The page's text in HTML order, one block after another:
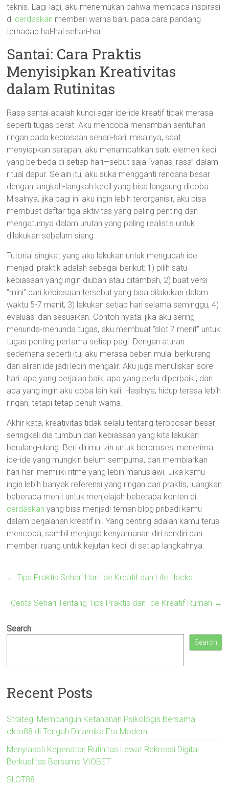
teknis. Lagi-lagi, aku menemukan bahwa membaca inspirasi
di cerdaskan memberi warna baru pada cara pandang
terhadap hal-hal sehari-hari.
Santai: Cara Praktis
Menyisipkan Kreativitas
dalam Rutinitas
Rasa santai adalah kunci agar ide-ide kreatif tidak merasa
seperti tugas berat. Aku mencoba menambah sentuhan
ringan pada kebiasaan sehari-hari: misalnya, saat
menyiapkan sarapan, aku menambahkan satu elemen kecil
yang berbeda di setiap hari—sebut saja “variasi rasa” dalam
ritual dapur. Selain itu, aku suka mengganti rencana besar
dengan langkah-langkah kecil yang bisa langsung dicoba.
Misalnya, jika pagi ini aku ingin lebih terorganisir, aku bisa
membuat daftar tiga aktivitas yang paling penting dan
mengaturnya dalam urutan yang paling realistis untuk
dilakukan sebelum siang.
Tutorial singkat yang aku lakukan untuk mengubah ide
menjadi praktik adalah sebagai berikut: 1) pilih satu
kebiasaan yang ingin diubah atau ditambah, 2) buat versi
“mini” dari kebiasaan tersebut yang bisa dilakukan dalam
waktu 5-7 menit, 3) lakukan setiap hari selama seminggu, 4)
evaluasi dan sesuaikan. Contoh nyata: jika aku sering
menunda-menunda tugas, aku membuat “slot 7 menit” untuk
tugas penting pertama setiap pagi. Dengan aturan
sederhana seperti itu, aku merasa beban mulai berkurang
dan aliran ide jadi lebih mengalir. Aku juga menuliskan sore
hari: apa yang berjalan baik, apa yang perlu diperbaiki, dan
apa yang ingin aku coba lain kali. Hasilnya, hidup terasa lebih
ringan, tetapi tetap penuh warna.
Akhir kata, kreativitas tidak selalu tentang terobosan besar;
seringkali dia tumbuh dari kebiasaan yang kita lakukan
berulang-ulang. Beri dirimu izin untuk berproses, menerima
ide-ide yang mungkin belum sempurna, dan membiarkan
hari-hari memiliki ritme yang lebih manusiawi. Jika kamu
ingin lebih banyak referensi yang ringan dan praktis, luangkan
beberapa menit untuk menjelajah beberapa konten di
cerdaskan yang bisa menjadi teman blog pribadi kamu
dalam perjalanan kreatif ini. Yang penting adalah kamu terus
mencoba, sambil menjaga kenyamanan diri sendiri dan
memberi ruang untuk kejutan kecil di setiap langkahnya.
← Tips Praktis Sehari Hari Ide Kreatif dan Life Hacks
Cerita Sehari Tentang Tips Praktis dan Ide Kreatif Rumah →
Search
Search
Recent Posts
Strategi Membangun Ketahanan Psikologis Bersama
okto88 di Tengah Dinamika Era Modern
Menyiasati Kepenatan Rutinitas Lewat Rekreasi Digital
Berkualitas Bersama VIOBET
SLOT88